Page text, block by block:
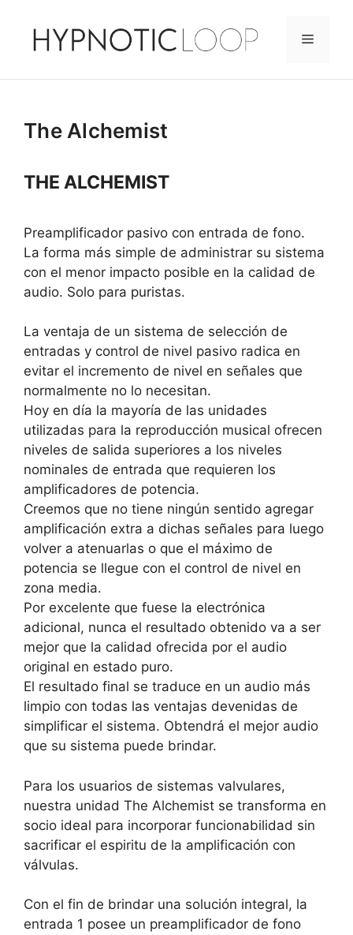
contenido
Menú
The Alchemist
THE ALCHEMIST
Preamplificador pasivo con entrada de fono.
La forma más simple de administrar su sistema
con el menor impacto posible en la calidad de
audio. Solo para puristas.
La ventaja de un sistema de selección de
entradas y control de nivel pasivo radica en
evitar el incremento de nivel en señales que
normalmente no lo necesitan.
Hoy en día la mayoría de las unidades
utilizadas para la reproducción musical ofrecen
niveles de salida superiores a los niveles
nominales de entrada que requieren los
amplificadores de potencia.
Creemos que no tiene ningún sentido agregar
amplificación extra a dichas señales para luego
volver a atenuarlas o que el máximo de
potencia se llegue con el control de nivel en
zona media.
Por excelente que fuese la electrónica
adicional, nunca el resultado obtenido va a ser
mejor que la calidad ofrecida por el audio
original en estado puro.
El resultado final se traduce en un audio más
limpio con todas las ventajas devenidas de
simplificar el sistema. Obtendrá el mejor audio
que su sistema puede brindar.
Para los usuarios de sistemas valvulares,
nuestra unidad The Alchemist se transforma en
socio ideal para incorporar funcionabilidad sin
sacrificar el espiritu de la amplificación con
válvulas.
Con el fin de brindar una solución integral, la
entrada 1 posee un preamplificador de fono